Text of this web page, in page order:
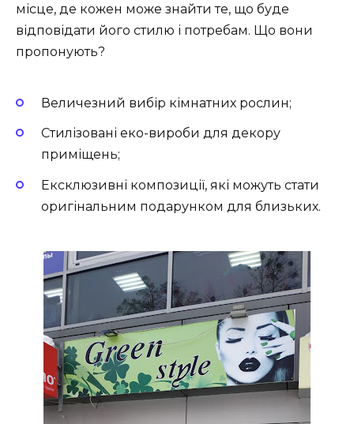
місце, де кожен може знайти те, що буде
відповідати його стилю і потребам. Що вони
пропонують?
Величезний вибір кімнатних рослин;
Стилізовані еко-вироби для декору
приміщень;
Ексклюзивні композиції, які можуть стати
оригінальним подарунком для близьких.